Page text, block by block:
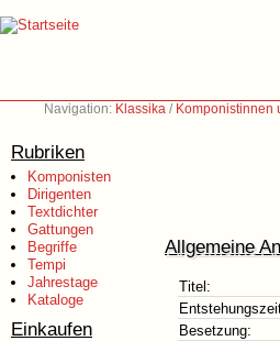
Navigation: Klassika / Komponistinnen
Rubriken
Komponisten
Dirigenten
Textdichter
Gattungen
Begriffe
Tempi
Jahrestage
Kataloge
Einkaufen
Allgemeine
Titel:
Besetzung: